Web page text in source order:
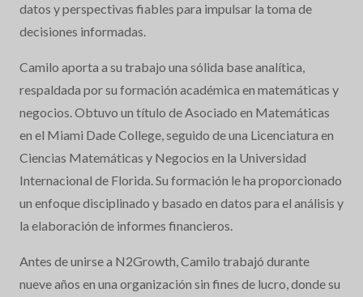
datos y perspectivas fiables para impulsar la toma de
decisiones informadas.
Camilo aporta a su trabajo una sólida base analítica,
respaldada por su formación académica en matemáticas y
negocios. Obtuvo un título de Asociado en Matemáticas
en el Miami Dade College, seguido de una Licenciatura en
Ciencias Matemáticas y Negocios en la Universidad
Internacional de Florida. Su formación le ha proporcionado
un enfoque disciplinado y basado en datos para el análisis y
la elaboración de informes financieros.
Antes de unirse a N2Growth, Camilo trabajó durante
nueve años en una organización sin fines de lucro, donde su